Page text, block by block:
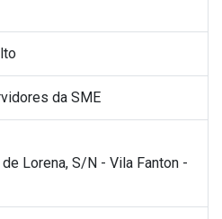
da SME
Lorena, S/N - Vila Fanton -